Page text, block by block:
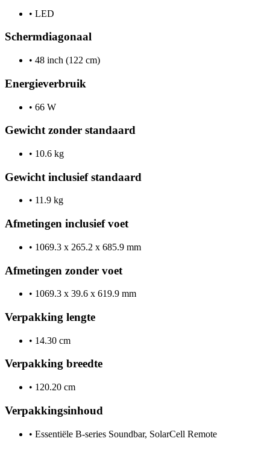
• LED
Schermdiagonaal
• 48 inch (122 cm)
Energieverbruik
• 66 W
Gewicht zonder standaard
• 10.6 kg
Gewicht inclusief standaard
• 11.9 kg
Afmetingen inclusief voet
• 1069.3 x 265.2 x 685.9 mm
Afmetingen zonder voet
• 1069.3 x 39.6 x 619.9 mm
Verpakking lengte
• 14.30 cm
Verpakking breedte
• 120.20 cm
Verpakkingsinhoud
• Essentiële B-series Soundbar, SolarCell Remote